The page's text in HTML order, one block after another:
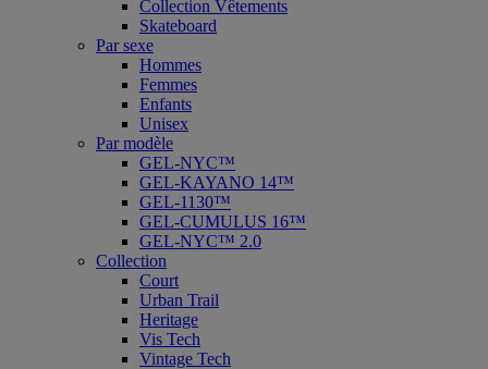
Collection Vêtements
Skateboard
Par sexe
Hommes
Femmes
Enfants
Unisex
Par modèle
GEL-NYC™
GEL-KAYANO 14™
GEL-1130™
GEL-CUMULUS 16™
GEL-NYC™ 2.0
Collection
Court
Urban Trail
Heritage
Vis Tech
Vintage Tech